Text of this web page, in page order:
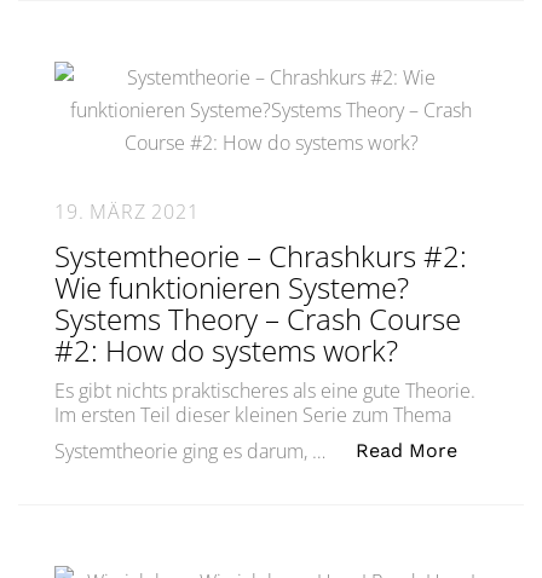
19. MÄRZ 2021
Systemtheorie – Chrashkurs #2:
Wie funktionieren Systeme?
Systems Theory – Crash Course
#2: How do systems work?
Es gibt nichts praktischeres als eine gute Theorie.
Im ersten Teil dieser kleinen Serie zum Thema
Systemtheorie ging es darum, …
Read More